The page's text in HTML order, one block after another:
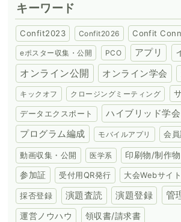
キーワード
Confit2023 Confit2026 Confit
eポスター収集・公開 PCO アプリ
オンライン公開 オンライン学会
キックオフ クロージングミーティング
データエクスポート
ハイブリッド学会
プログラム編成
モバイルアプリ 会
動画収集・公開 医学系 印刷物/制作物
参加証 受付用QR発行 大会Webサイト
採否登録 演題査読 演題登録 管
運営ノウハウ 領収書/請求書